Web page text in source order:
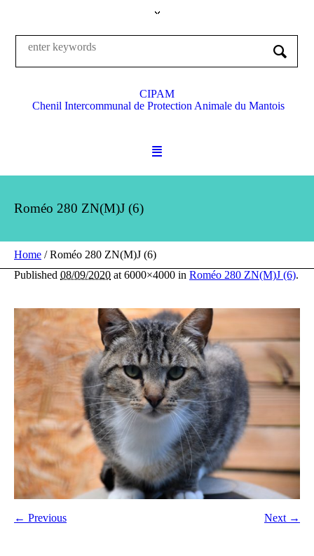
CIPAM
Chenil Intercommunal de Protection Animale du Mantois
Roméo 280 ZN(M)J (6)
Home /Roméo 280 ZN(M)J (6)
Published 08/09/2020 at 6000×4000 in Roméo 280 ZN(M)J (6).
← Previous Next →